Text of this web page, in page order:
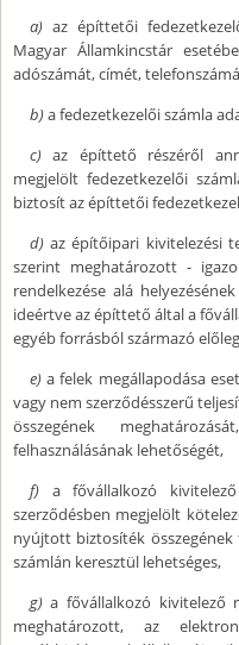
a) az építtetői
Magyar Államkincstár
adószámát, címét,
b)a fedezetkezelői számla
c)az építtető részéről
megjelölt fedezetkezelői
biztosít az építtetői
d)az építőipari kivitelezési
szerint meghatározott -
rendelkezése alá
ideértve az építtető által a
egyéb forrásból származó
e)a felek megállapodása
vagy nem szerződésszerű
összegének
felhasználásának lehetőségét,
f) a fővállalkozó
szerződésben megjelölt
nyújtott biztosíték összegének
számlán keresztül lehetséges,
g)a fővállalkozó kivitelező
meghatározott, az